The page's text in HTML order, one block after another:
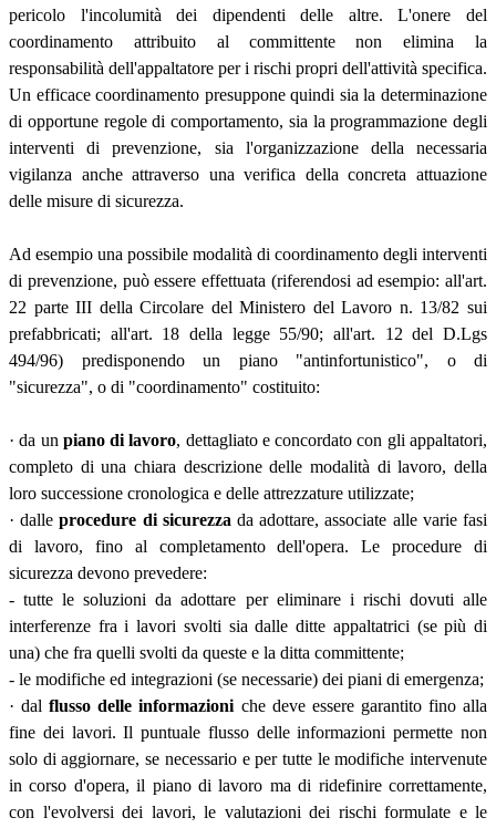
pericolo l'incolumità dei dipendenti delle altre. L'onere del
coordinamento attribuito al committente non elimina la
responsabilità dell'appaltatore per i rischi propri dell'attività specifica.
Un efficace coordinamento presuppone quindi sia la determinazione
di opportune regole di comportamento, sia la programmazione degli
interventi di prevenzione, sia l'organizzazione della necessaria
vigilanza anche attraverso una verifica della concreta attuazione
delle misure di sicurezza.
Ad esempio una possibile modalità di coordinamento degli interventi
di prevenzione, può essere effettuata (riferendosi ad esempio: all'art.
22 parte III della Circolare del Ministero del Lavoro n. 13/82 sui
prefabbricati; all'art. 18 della legge 55/90; all'art. 12 del D.Lgs
494/96) predisponendo un piano "antinfortunistico", o di
"sicurezza", o di "coordinamento" costituito:
· da un piano di lavoro, dettagliato e concordato con gli appaltatori,
completo di una chiara descrizione delle modalità di lavoro, della
loro successione cronologica e delle attrezzature utilizzate;
· dalleprocedure di sicurezza da adottare, associate alle varie fasi
di lavoro, fino al completamento dell'opera. Le procedure di
sicurezza devono prevedere:
- tutte le soluzioni da adottare per eliminare i rischi dovuti alle
interferenze fra i lavori svolti sia dalle ditte appaltatrici (se più di
una) che fra quelli svolti da queste e la ditta committente;
- le modifiche ed integrazioni (se necessarie) dei piani di emergenza;
· dalflusso delle informazioni che deve essere garantito fino alla
fine dei lavori. Il puntuale flusso delle informazioni permette non
solo di aggiornare, se necessario e per tutte le modifiche intervenute
in corso d'opera, il piano di lavoro ma di ridefinire correttamente,
con l'evolversi dei lavori, le valutazioni dei rischi formulate e le